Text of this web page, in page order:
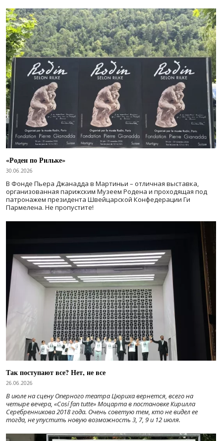
«Роден по Рильке»
30.06.2026
В Фонде Пьера Джанадда в Мартиньи – отличная выставка,
организованная парижским Музеем Родена и проходящая под
патронажем президента Швейцарской Конфедерации Ги
Пармелена. Не пропустите!
Так поступают все? Нет, не все
26.06.2026
В июле на сцену Оперного театра Цюриха вернется, всего на
четыре вечера, «Cosí fan tutte» Моцарта в постановке Кирилла
Серебренникова 2018 года. Очень советую тем, кто не видел ее
тогда, не упустить новую возможность 3, 7, 9 и 12 июля.